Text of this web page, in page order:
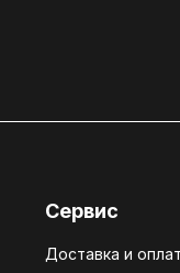
Сервис
Доставка и